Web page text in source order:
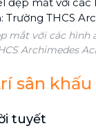
mắt với các
Archimedes
sân khấu
tuyết